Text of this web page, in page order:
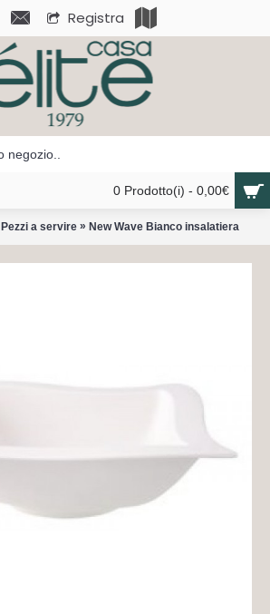
Registra
0 Prodotto(i) - 0,00€
Pezzi a servire » New Wave Bianco insalatiera